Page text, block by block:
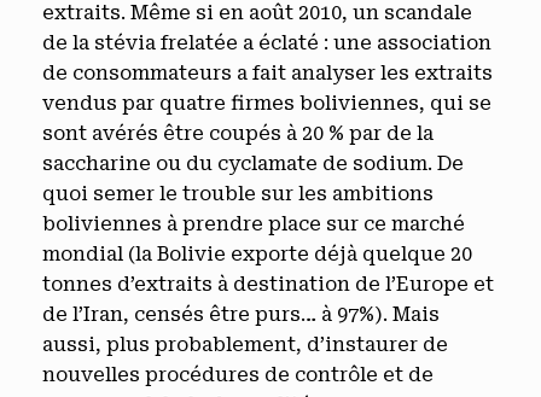
extraits. Même si en août 2010, un scandale
de la stévia frelatée a éclaté : une association
de consommateurs a fait analyser les extraits
vendus par quatre firmes boliviennes, qui se
sont avérés être coupés à 20 % par de la
saccharine ou du cyclamate de sodium. De
quoi semer le trouble sur les ambitions
boliviennes à prendre place sur ce marché
mondial (la Bolivie exporte déjà quelque 20
tonnes d’extraits à destination de l’Europe et
de l’Iran, censés être purs… à 97%). Mais
aussi, plus probablement, d’instaurer de
nouvelles procédures de contrôle et de